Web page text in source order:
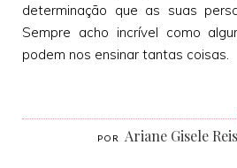
determinação que as suas
Sempre acho incrível como
podem nos ensinar tantas coisas.
Ariane Gisele Reis